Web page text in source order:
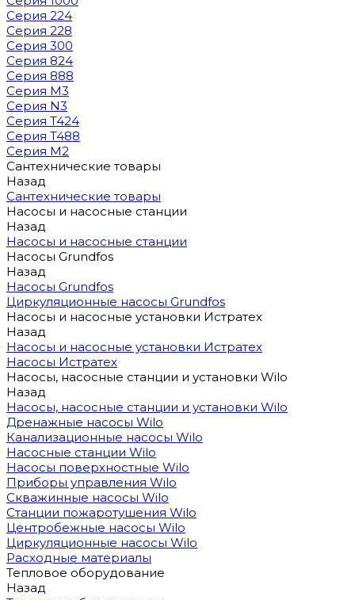
Серия 224
Серия 228
Серия 300
Серия 824
Серия 888
Серия M3
Серия N3
Серия T424
Серия T488
Серия М2
Сантехнические товары
Назад
Сантехнические товары
Насосы и насосные станции
Назад
Насосы и насосные станции
Насосы Grundfos
Назад
Насосы Grundfos
Циркуляционные насосы Grundfos
Насосы и насосные установки Истратех
Назад
Насосы и насосные установки Истратех
Насосы Истратех
Насосы, насосные станции и установки Wilo
Назад
Насосы, насосные станции и установки Wilo
Дренажные насосы Wilo
Канализационные насосы Wilo
Насосные станции Wilo
Насосы поверхностные Wilo
Приборы управления Wilo
Скважинные насосы Wilo
Станции пожаротушения Wilo
Центробежные насосы Wilo
Циркуляционные насосы Wilo
Расходные материалы
Тепловое оборудование
Назад